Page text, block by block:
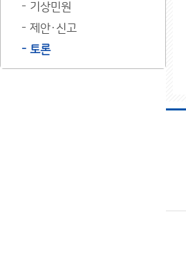
기상민원
제안·신고
토론